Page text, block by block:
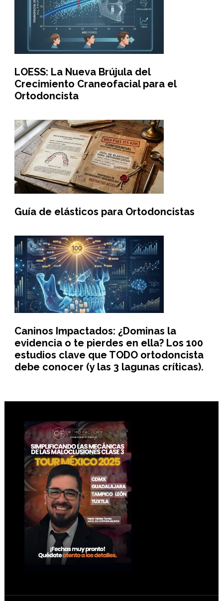
LOESS: La Nueva Brújula del
Crecimiento Craneofacial para el
Ortodoncista
Guía de elásticos para Ortodoncistas
Caninos Impactados: ¿Dominas la
evidencia o te pierdes en ella? Los 100
estudios clave que TODO ortodoncista
debe conocer (y las 3 lagunas críticas).
Footer